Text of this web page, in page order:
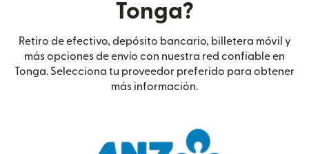
Tonga?
Retiro de efectivo, depósito bancario, billetera móvil y
más opciones de envío con nuestra red confiable en
Tonga. Selecciona tu proveedor preferido para obtener
más información.